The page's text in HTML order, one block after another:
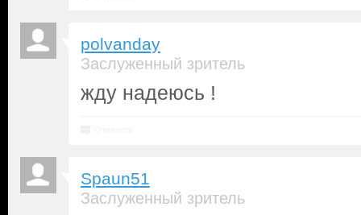
polvanday
Заслуженный зритель
жду надеюсь !
Spaun51
Заслуженный зритель